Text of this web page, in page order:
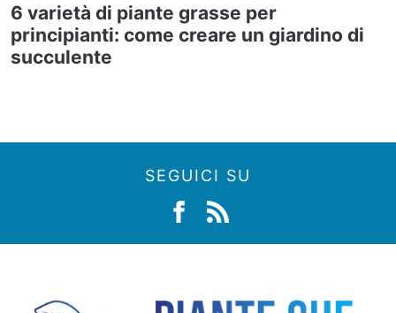
6 varietà di piante grasse per
principianti: come creare un giardino di
succulente
SEGUICI SU